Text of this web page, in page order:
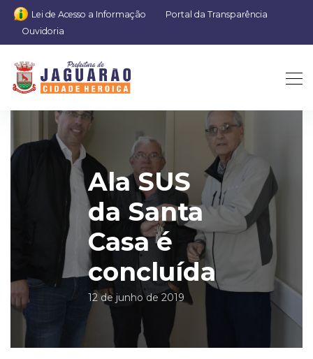
Lei de Acesso a Informação
Portal da Transparência
Ouvidoria
Ala SUS
da Santa
Casa é
concluída
12 de junho de 2019